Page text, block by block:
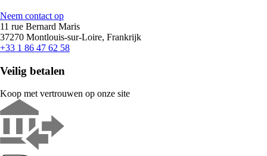
Neem contact op
11 rue Bernard Maris
37270 Montlouis-sur-Loire, Frankrijk
+33 1 86 47 62 58
Veilig betalen
Koop met vertrouwen op onze site